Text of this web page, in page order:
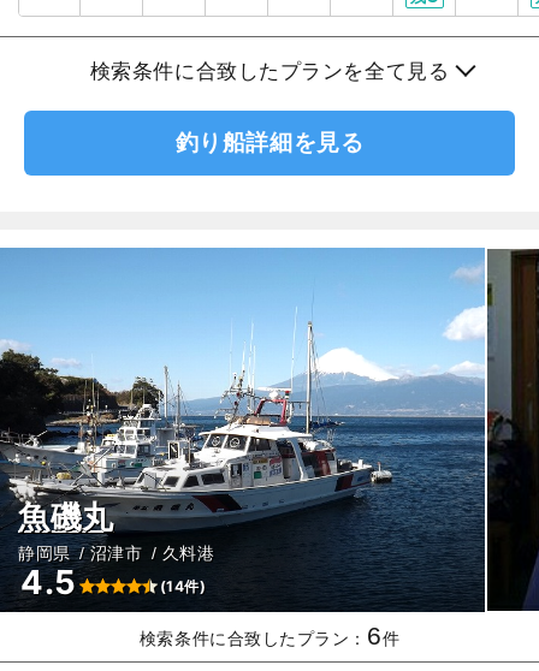
検索条件に合致したプランを全て見る
釣り船詳細を見る
魚磯丸
静岡県 沼津市 久料港
4.5 (14件)
検索条件に合致したプラン： 6件